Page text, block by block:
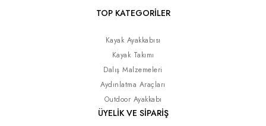
TOP KATEGORİLER
Kayak Ayakkabısı
Kayak Takımı
Dalış Malzemeleri
Aydınlatma Araçları
Outdoor Ayakkabı
ÜYELİK VE SİPARİŞ